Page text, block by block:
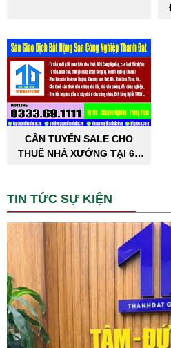
CẦN TUYỂN SALE CHO
THUÊ NHÀ XƯỞNG TẠI 63
TIN TỨC SỰ KIỆN